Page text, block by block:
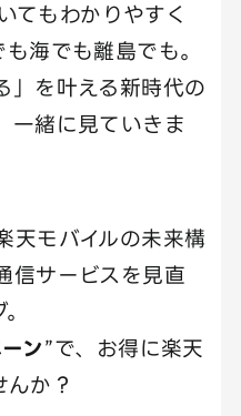
てもわかりやすく
海でも離島でも。
」を叶える新時代の
一緒に見ていきま
天モバイルの未来構
信サービスを見直
ン”で、お得に楽天
んか？